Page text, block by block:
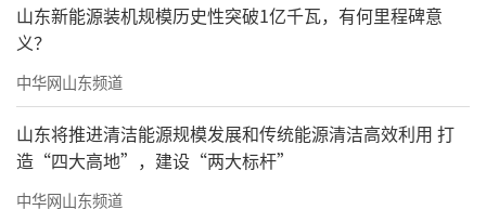
山东新能源装机规模历史性突破1亿千瓦，有何里程碑意
义？
中华网山东频道
山东将推进清洁能源规模发展和传统能源清洁高效利用 打
造“四大高地”，建设“两大标杆”
中华网山东频道